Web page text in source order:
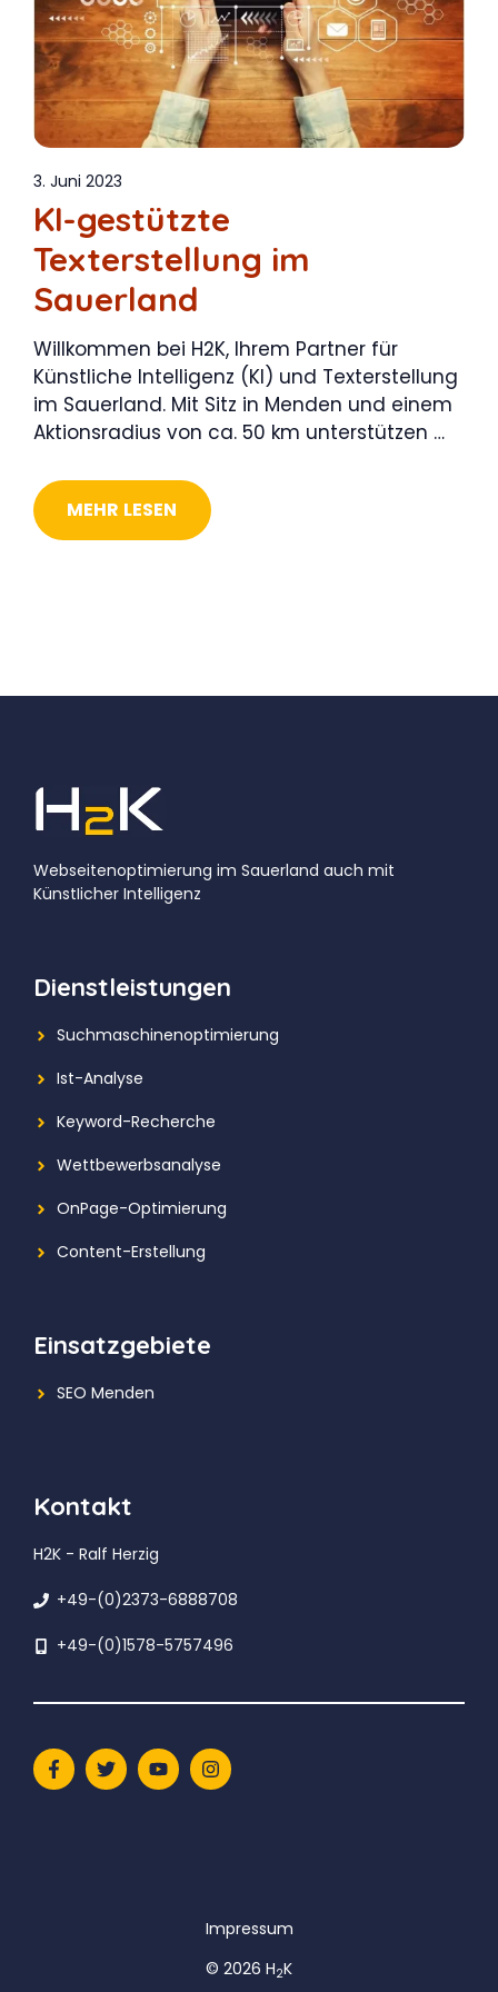
3. Juni 2023
KI-gestützte
Texterstellung im
Sauerland
Willkommen bei H2K, Ihrem Partner für
Künstliche Intelligenz (KI) und Texterstellung
im Sauerland. Mit Sitz in Menden und einem
Aktionsradius von ca. 50 km unterstützen …
MEHR LESEN
Webseitenoptimierung im Sauerland auch mit
KünstIicher Intelligenz
Dienstleistungen
Suchmaschinenoptimierung
Ist-Analyse
Keyword-Recherche
Wettbewerbsanalyse
OnPage-Optimierung
Content-Erstellung
Einsatzgebiete
SEO Menden
Kontakt
H2K - Ralf Herzig
+49-(0)2373-6888708
+49-(0)1578-5757496
Impressum
© 2026 H2K